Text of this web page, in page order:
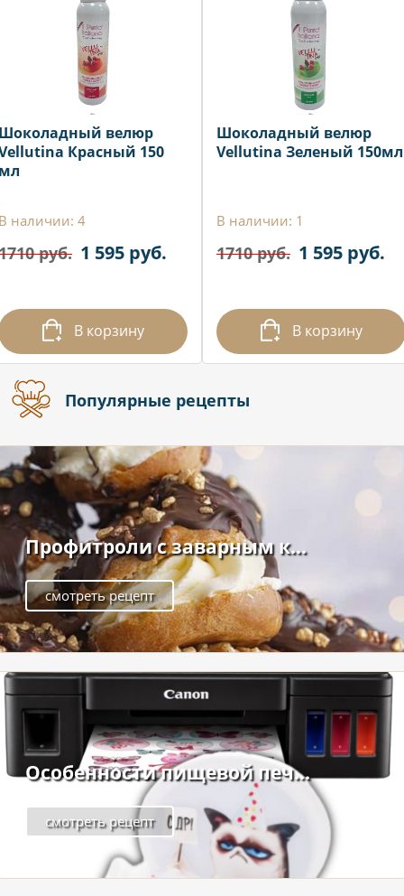
велюр
Красный 150
наличии: 4
руб. 1 595 руб.
В корзину
Шоколадный велюр
Vellutina Зеленый 150мл
В наличии: 1
1710 руб. 1 595 руб.
В корзину
Популярные рецепты
Профитроли с заварным к...
смотреть рецепт
Особенности пищевой печ...
смотреть рецепт